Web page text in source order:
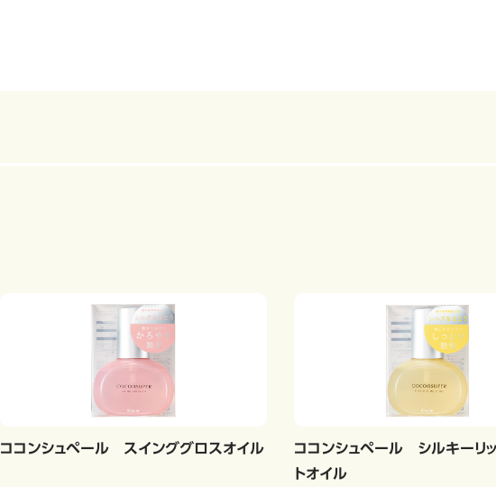
ココンシュペール スインググロスオイル
ココンシュペール シルキーリ
トオイル